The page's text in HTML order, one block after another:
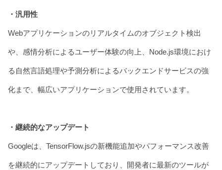
・汎用性
Webアプリケーションのリアルタイムのオブジェクト検出
や、感情分析によるユーザー体験の向上、Node.js環境におけ
る自然言語処理や予測分析によるバックエンドサービスの強
化まで、幅広いアプリケーションで使用されています。
・継続的なアップデート
Googleは、TensorFlow.jsの新機能追加やパフォーマンス改善
を継続的にアップデートしており、開発者に最新のツールが